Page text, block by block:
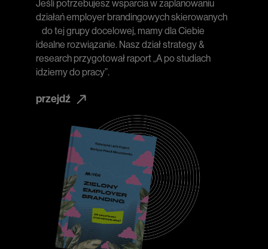
Jeśli potrzebujesz wsparcia w zaplanowaniu
działań employer brandingowych skierowanych
do tej grupy docelowej, mamy dla Ciebie
idealne rozwiązanie. Nasz dział strategy &
research przygotował raport „A po studiach
idziemy do pracy”.
przejdź